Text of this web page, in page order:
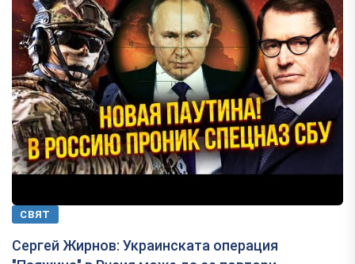
СВЯТ
Сергей Жирнов: Украинската операция